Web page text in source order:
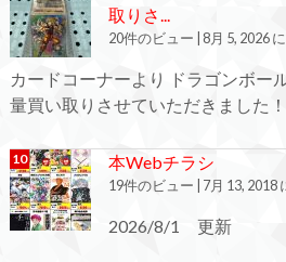
取りさ...
20件のビュー 8月 5, 2026
カードコーナーより ドラゴンボー
量買い取りさせていただきました
本Webチラシ
19件のビュー 7月 13, 2018
2026/8/1 更新